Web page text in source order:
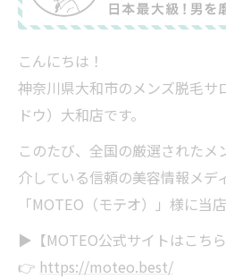
メンズ脱毛は清潔感と自
📲【LINEで簡単予約
こんにちは！
神奈川県大和市のメンズ脱毛サ
ドウ）大和店です。
このたび、全国の厳選されたメ
介している信頼の美容情報メディ
「MOTEO（モテオ）」様に当
▶️【MOTEO公式サイトはこちら
👉 https://moteo.best/